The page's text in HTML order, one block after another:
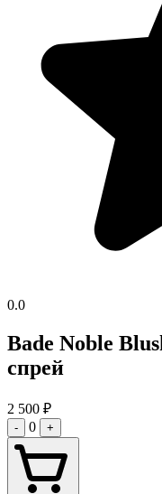
0.0
Bade Noble
спрей
2 500 ₽
- 0 +